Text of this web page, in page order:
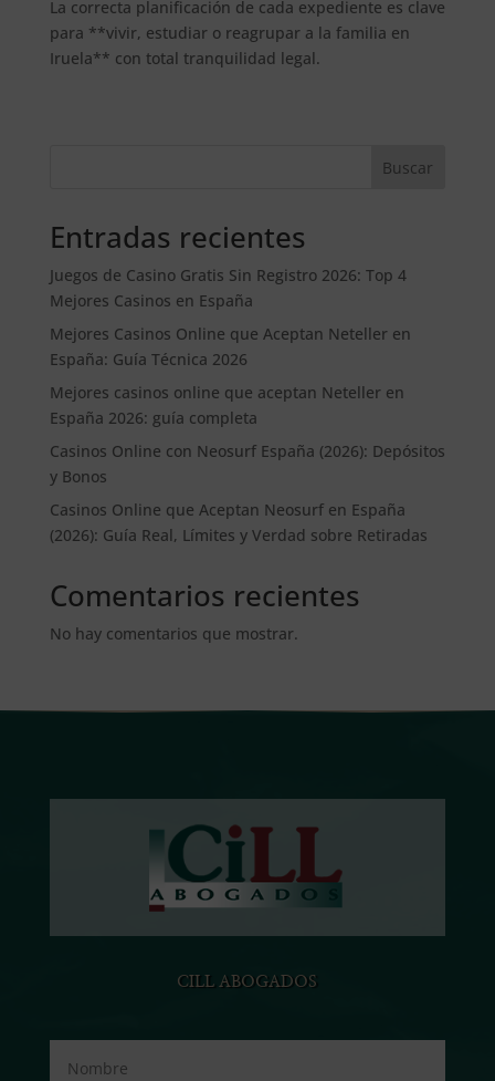
La correcta planificación de cada expediente es clave
para **vivir, estudiar o reagrupar a la familia en
Iruela** con total tranquilidad legal.
Buscar
Entradas recientes
Juegos de Casino Gratis Sin Registro 2026: Top 4
Mejores Casinos en España
Mejores Casinos Online que Aceptan Neteller en
España: Guía Técnica 2026
Mejores casinos online que aceptan Neteller en
España 2026: guía completa
Casinos Online con Neosurf España (2026): Depósitos
y Bonos
Casinos Online que Aceptan Neosurf en España
(2026): Guía Real, Límites y Verdad sobre Retiradas
Comentarios recientes
No hay comentarios que mostrar.
CILL ABOGADOS